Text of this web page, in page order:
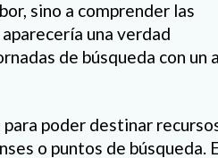
sino a comprender las
una verdad
de búsqueda con un
poder destinar
o puntos de búsqueda.